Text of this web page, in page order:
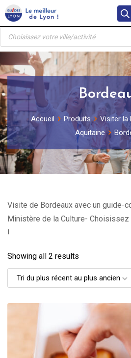
Skip
to
content
Recherche
produits
Accueil Produits Visiter la
Aquitaine
Visite de Bordeaux avec un guide-
Ministère de la Culture- Choisissez
!
Showing all 2 results